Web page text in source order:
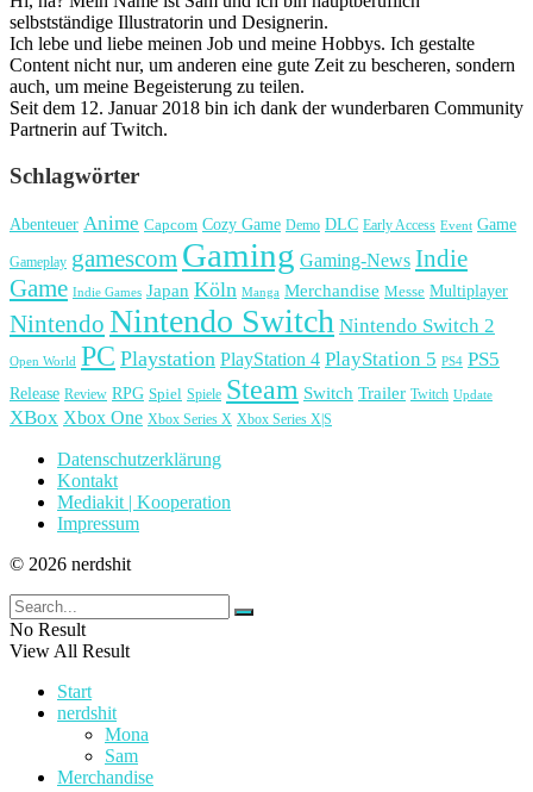
selbstständige Illustratorin und Designerin.
Ich lebe und liebe meinen Job und meine Hobbys. Ich gestalte
Content nicht nur, um anderen eine gute Zeit zu bescheren, sondern
auch, um meine Begeisterung zu teilen.
Seit dem 12. Januar 2018 bin ich dank der wunderbaren Community
Partnerin auf Twitch.
Schlagwörter
Abenteuer Anime Capcom Cozy Game Demo DLC Early Access Event Game
Gameplay gamescom Gaming Gaming-News Indie
Game Indie Games Japan Köln Manga Merchandise Messe Multiplayer
Nintendo Nintendo Switch Nintendo Switch 2
Open World PC Playstation PlayStation 4 PlayStation 5 PS4 PS5
Release Review RPG Spiel Spiele Steam Switch Trailer Twitch Update
XBox Xbox One Xbox Series X Xbox Series X|S
Datenschutzerklärung
Kontakt
Mediakit | Kooperation
Impressum
© 2026 nerdshit
No Result
View All Result
Start
nerdshit
Mona
Sam
Merchandise